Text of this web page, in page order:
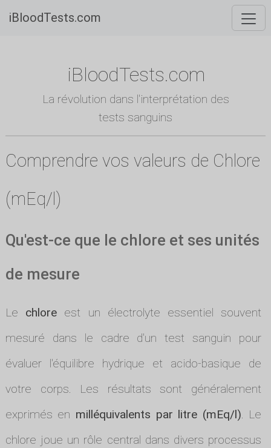
iBloodTests.com
iBloodTests.com
La révolution dans l'interprétation des
tests sanguins
Comprendre vos valeurs de Chlore
(mEq/l)
Qu'est-ce que le chlore et ses unités
de mesure
Le chlore est un électrolyte essentiel souvent
mesuré dans le cadre d'un test sanguin pour
évaluer l'équilibre hydrique et acido-basique de
votre corps. Les résultats sont généralement
exprimés en milléquivalents par litre (mEq/l). Le
chlore joue un rôle central dans divers processus